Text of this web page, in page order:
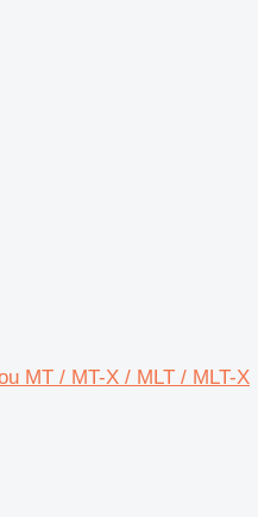
MT / MT-X / MLT / MLT-X